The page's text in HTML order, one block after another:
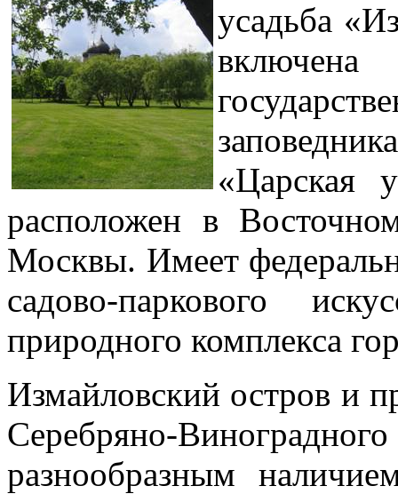
усадьба
«Царская
расположен в
Москвы. Имеет
садово-паркового
природного комплекса
Измайловский остров и
Серебряно-
разнообразным